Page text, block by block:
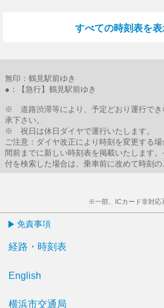
すべての時刻表を表
無印：鶴見駅前ゆき
●：【急行】鶴見駅前ゆき
※ 道路渋滞等により、予定どおり運行でき
承下さい。
※ 祝日は休日ダイヤで運行いたします。
ご注意：ダイヤ改正により時刻を変更する
間前までに新しい時刻表を掲載いたします
付を検索した場合は、乗車前に改めて時刻の
※一部、ICカード非対応
免責事項
経路・時刻表
English
横浜市交通局